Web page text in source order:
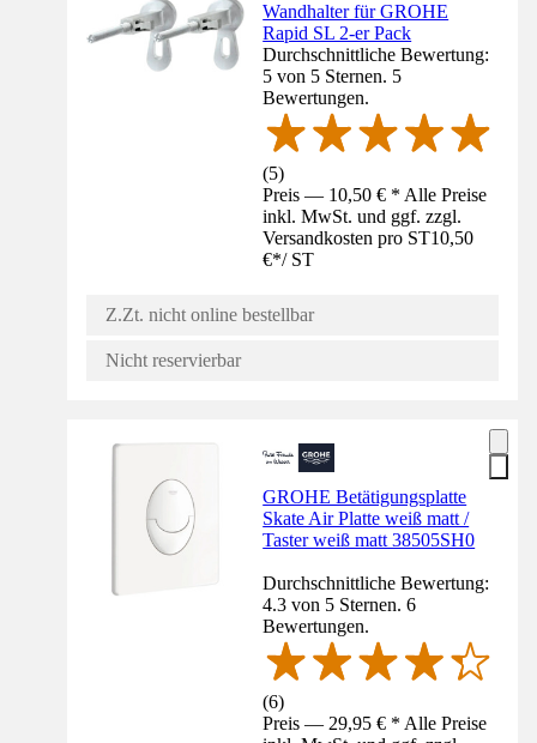
Wandhalter für GROHE
Rapid SL 2-er Pack
Durchschnittliche Bewertung:
5 von 5 Sternen. 5
Bewertungen.
(5)
Preis — 10,50 € * Alle Preise
inkl. MwSt. und ggf. zzgl.
Versandkosten pro ST10,50
€*/ ST
Z.Zt. nicht online bestellbar
Nicht reservierbar
GROHE Betätigungsplatte
Skate Air Platte weiß matt /
Taster weiß matt 38505SH0
Durchschnittliche Bewertung:
4.3 von 5 Sternen. 6
Bewertungen.
(6)
Preis — 29,95 € * Alle Preise